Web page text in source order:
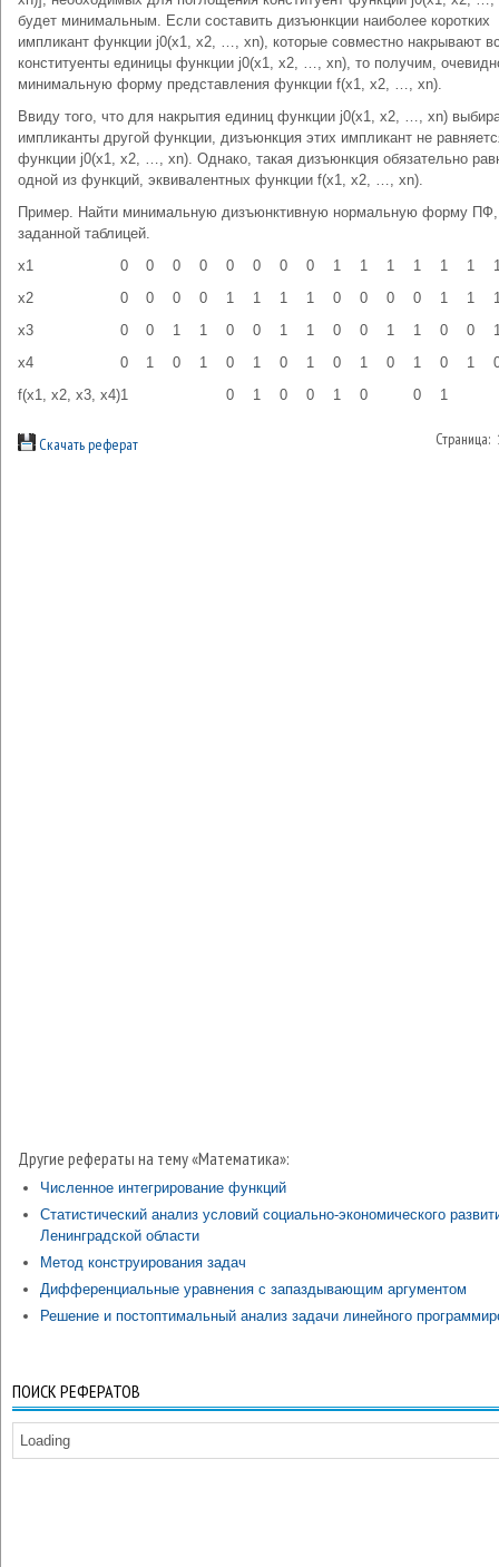
будет минимальным. Если составить дизъюнкции наиболее коротких
импликант функции j0(x1, x2, …, xn), которые совместно накрывают
конституенты единицы функции j0(x1, x2, …, xn), то получим,
минимальную форму представления функции f(x1, x2, …, xn).
Ввиду того, что для накрытия единиц функции j0(x1, x2, …, xn)
импликанты другой функции, дизъюнкция этих импликант не
функции j0(x1, x2, …, xn). Однако, такая дизъюнкция обязательно
одной из функций, эквивалентных функции f(x1, x2, …, xn).
Пример. Найти минимальную дизъюнктивную нормальную форму ПФ,
заданной таблицей.
x1
0 0 0 0 0 0 0 0 1 1 1 1 1 1
x2
0 0 0 0 1 1 1 1 0 0 0 0 1 1
x3
0 0 1 1 0 0 1 1 0 0 1 1 0 0
x4
0 1 0 1 0 1 0 1 0 1 0 1 0 1
f(x1, x2, x3, x4)1 0 1 0 0 1 0 0 1
Скачать реферат
Другие рефераты на тему «Математика»:
Численное интегрирование функций
Статистический анализ условий социально-экономического
Ленинградской области
Метод конструирования задач
Дифференциальные уравнения с запаздывающим аргументом
Решение и постоптимальный анализ задачи линейного
ПОИСК РЕФЕРАТОВ
Loading